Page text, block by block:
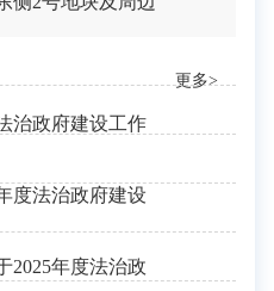
更多>
治政府建设工作
度法治政府建设
2025年度法治政